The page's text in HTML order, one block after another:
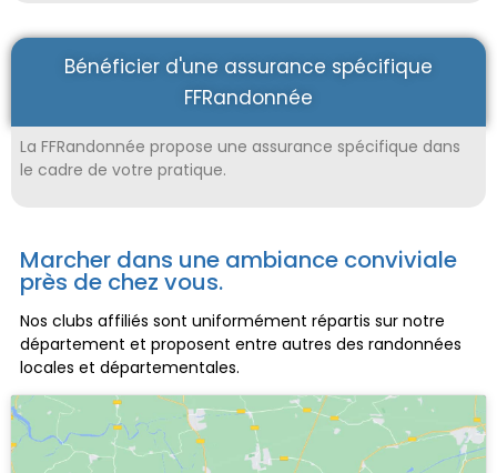
Bénéficier d'une assurance spécifique
FFRandonnée
La FFRandonnée propose une assurance spécifique dans
le cadre de votre pratique.
Marcher dans une ambiance conviviale
près de chez vous.
Nos clubs affiliés sont uniformément répartis sur notre
département et proposent entre autres des randonnées
locales et départementales.